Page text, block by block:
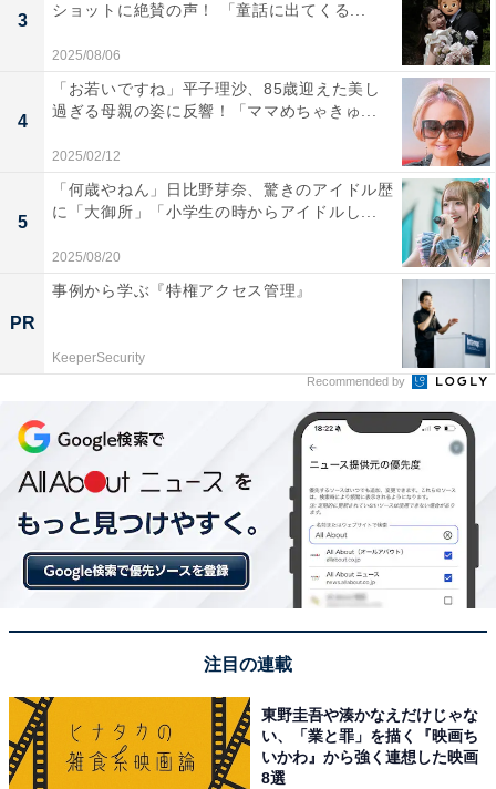
3
ショットに絶賛の声！ 「童話に出てくる...
2025/08/06
4
「お若いですね」平子理沙、85歳迎えた美し
過ぎる母親の姿に反響！「ママめちゃきゅ...
2025/02/12
5
「何歳やねん」日比野芽奈、驚きのアイドル歴
に「大御所」「小学生の時からアイドルし...
2025/08/20
PR
事例から学ぶ『特権アクセス管理』
KeeperSecurity
Recommended by
注目の連載
東野圭吾や湊かなえだけじゃな
い、「業と罪」を描く『映画ち
いかわ』から強く連想した映画
8選